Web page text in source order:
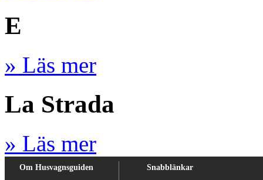
E
» Läs mer
La Strada
» Läs mer
Om Husvagnsguiden Snabblänkar